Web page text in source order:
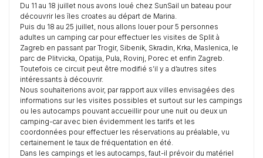
Du 11 au 18 juillet nous avons loué chez SunSail un bateau pour
découvrir les îles croates au départ de Marina.
Puis du 18 au 25 juillet, nous allons louer pour 5 personnes
adultes un camping car pour effectuer les visites de Split à
Zagreb en passant par Trogir, Sibenik, Skradin, Krka, Maslenica, le
parc de Plitvicka, Opatija, Pula, Rovinj, Porec et enfin Zagreb.
Toutefois ce circuit peut être modifié s’il y a d’autres sites
intéressants à découvrir.
Nous souhaiterions avoir, par rapport aux villes envisagées des
informations sur les visites possibles et surtout sur les campings
ou les autocamps pouvant accueillir pour une nuit ou deux un
camping-car avec bien évidemment les tarifs et les
coordonnées pour effectuer les réservations au préalable, vu
certainement le taux de fréquentation en été.
Dans les campings et les autocamps, faut-il prévoir du matériel